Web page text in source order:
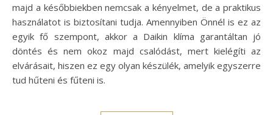
majd a későbbiekben nemcsak a kényelmet, de a praktikus
használatot is biztosítani tudja. Amennyiben Önnél is ez az
egyik fő szempont, akkor a Daikin klíma garantáltan jó
döntés és nem okoz majd csalódást, mert kielégíti az
elvárásait, hiszen ez egy olyan készülék, amelyik egyszerre
tud hűteni és fűteni is.